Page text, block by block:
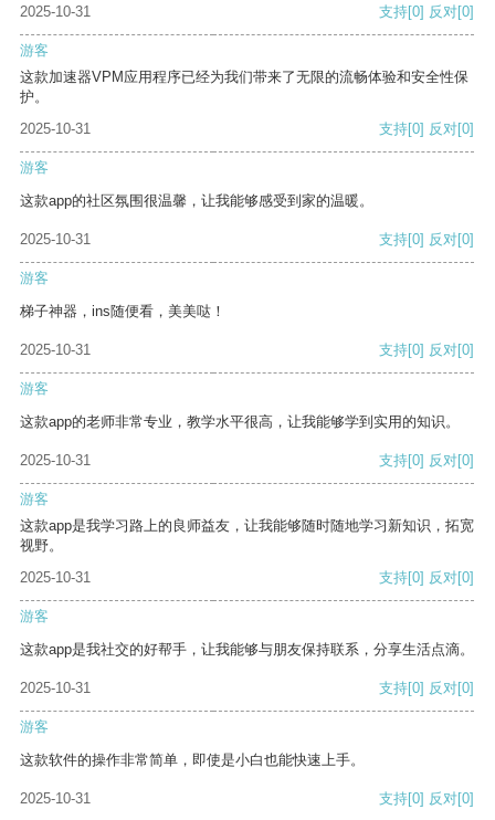
2025-10-31
支持[0] 反对[0]
游客
这款加速器VPM应用程序已经为我们带来了无限的流畅体验和安全性保
护。
2025-10-31
支持[0] 反对[0]
游客
这款app的社区氛围很温馨，让我能够感受到家的温暖。
2025-10-31 支持[0] 反对[0]
游客
梯子神器，ins随便看，美美哒！
2025-10-31 支持[0] 反对[0]
游客
这款app的老师非常专业，教学水平很高，让我能够学到实用的知识。
2025-10-31 支持[0] 反对[0]
游客
这款app是我学习路上的良师益友，让我能够随时随地学习新知识，拓宽
视野。
2025-10-31
支持[0] 反对[0]
游客
这款app是我社交的好帮手，让我能够与朋友保持联系，分享生活点滴。
2025-10-31 支持[0] 反对[0]
游客
这款软件的操作非常简单，即使是小白也能快速上手。
2025-10-31 支持[0] 反对[0]